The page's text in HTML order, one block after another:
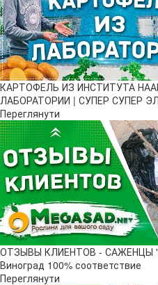
КАРТОФЕЛЬ ИЗ ИНСТИТУТА
ЛАБОРАТОРИИ | СУПЕР СУПЕР
Переглянути
ОТЗЫВЫ КЛИЕНТОВ - САЖЕНЦЫ
Виноград 100% соответствие
Переглянути